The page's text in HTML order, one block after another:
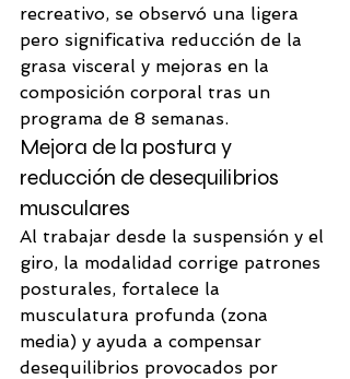
recreativo, se observó una ligera
pero significativa reducción de la
grasa visceral y mejoras en la
composición corporal tras un
programa de 8 semanas.
Mejora de la postura y
reducción de desequilibrios
musculares
Al trabajar desde la suspensión y el
giro, la modalidad corrige patrones
posturales, fortalece la
musculatura profunda (zona
media) y ayuda a compensar
desequilibrios provocados por